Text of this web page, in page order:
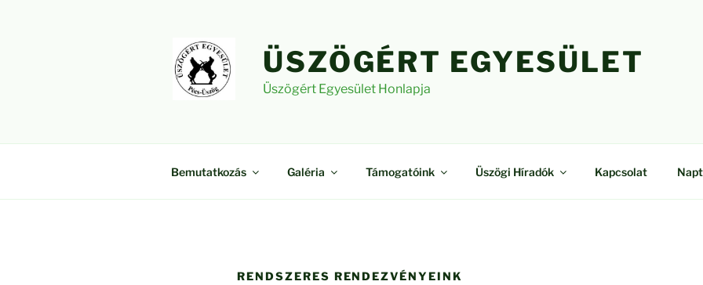
ÜSZÖGÉRT EGYESÜLET
Üszögért Egyesület Honlapja
Bemutatkozás Galéria Támogatóink Üszögi Híradók Kapcsolat
RENDSZERES RENDEZVÉNYEINK